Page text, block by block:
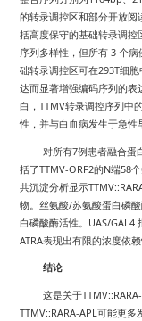
的转录调控区和部分开放阅
括高度保守的基础转录调控
序列多样性，但所有 3 个病
础转录调控区可在293T细胞
达而显著增强编码序列的表
白， TTMV转录调控序列中
性，并与白血病发生于急性
对所有7例患者融合蛋
括了TTMV-ORF2的N端58
共沉淀分析显示
物。丝氨酸/苏氨酸蛋白磷酸
白磷酸酶活性。 UAS/GAL4
ATRA表现出有限的浓度依
结论
这是关于
TTMV::RARA-APL可能更多